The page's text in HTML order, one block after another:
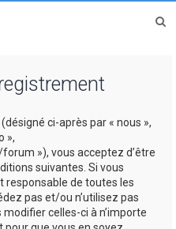
ci-après par « nous »,
»,
»), vous acceptez d’être
suivantes. Si vous
responsable de toutes les
pas et/ou n’utilisez pas
celles-ci à n’importe